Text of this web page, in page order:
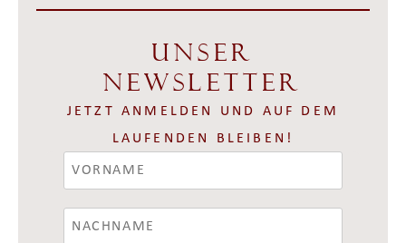
Unser
Newsletter
JETZT ANMELDEN UND AUF DEM
LAUFENDEN BLEIBEN!